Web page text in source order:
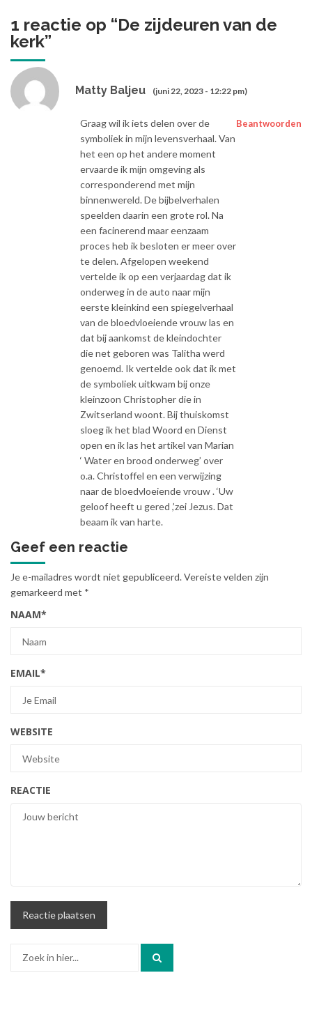
1 reactie op “De zijdeuren van de
kerk”
Matty Baljeu (juni 22, 2023 - 12:22 pm)
Beantwoorden
Graag wil ik iets delen over de
symboliek in mijn levensverhaal. Van
het een op het andere moment
ervaarde ik mijn omgeving als
corresponderend met mijn
binnenwereld. De bijbelverhalen
speelden daarin een grote rol. Na
een facinerend maar eenzaam
proces heb ik besloten er meer over
te delen. Afgelopen weekend
vertelde ik op een verjaardag dat ik
onderweg in de auto naar mijn
eerste kleinkind een spiegelverhaal
van de bloedvloeiende vrouw las en
dat bij aankomst de kleindochter
die net geboren was Talitha werd
genoemd. Ik vertelde ook dat ik met
de symboliek uitkwam bij onze
kleinzoon Christopher die in
Zwitserland woont. Bij thuiskomst
sloeg ik het blad Woord en Dienst
open en ik las het artikel van Marian
‘ Water en brood onderweg’ over
o.a. Christoffel en een verwijzing
naar de bloedvloeiende vrouw . ‘Uw
geloof heeft u gered ,’zei Jezus. Dat
beaam ik van harte.
Geef een reactie
Je e-mailadres wordt niet gepubliceerd.Vereiste velden zijn
gemarkeerd met *
NAAM*
EMAIL*
WEBSITE
REACTIE